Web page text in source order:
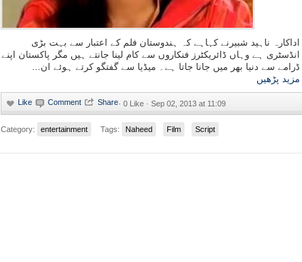
اداکارہ ناہید شبیرنے کہاہے کہ ہندوستان فلم کے اعتبار سے بہت بڑی
انڈسٹری ہے وہاں ڈائریکٹرز فنکاروں سے کام لینا جانتے ہیں مگر پاکستان اپنے
ڈرامے سے دنیا بھر میں جانا جاتا ہے۔ میڈیا سے گفتگو کرتے ہوئے ان...
مزید پڑھیں
· 0 Like · Sep 02, 2013 at 11:09
Category: entertainment Tags: Naheed Film Script